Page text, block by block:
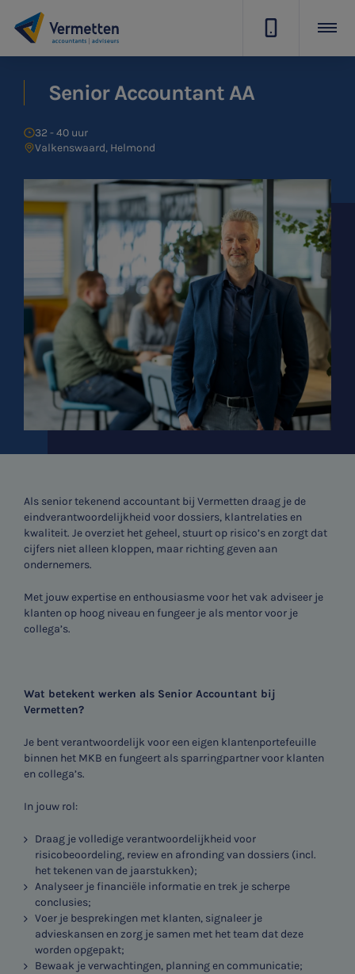
Senior Accountant AA
32 - 40 uur
Valkenswaard, Helmond
Als senior tekenend accountant bij Vermetten draag je de
eindverantwoordelijkheid voor dossiers, klantrelaties en
kwaliteit. Je overziet het geheel, stuurt op risico’s en zorgt dat
cijfers niet alleen kloppen, maar richting geven aan
ondernemers.
Met jouw expertise en enthousiasme voor het vak adviseer je
klanten op hoog niveau en fungeer je als mentor voor je
collega’s.
Wat betekent werken als Senior Accountant bij
Vermetten?
Je bent verantwoordelijk voor een eigen klantenportefeuille
binnen het MKB en fungeert als sparringpartner voor klanten
en collega’s.
In jouw rol:
Draag je volledige verantwoordelijkheid voor
risicobeoordeling, review en afronding van dossiers (incl.
het tekenen van de jaarstukken);
Analyseer je financiële informatie en trek je scherpe
conclusies;
Voer je besprekingen met klanten, signaleer je
advieskansen en zorg je samen met het team dat deze
worden opgepakt;
Bewaak je verwachtingen, planning en communicatie;